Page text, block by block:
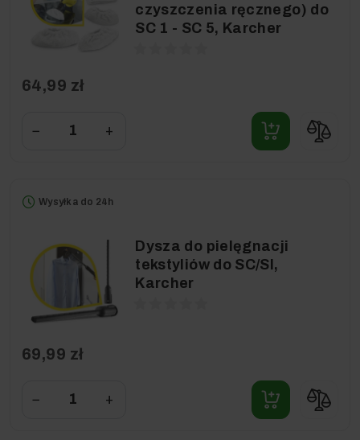
czyszczenia ręcznego) do
SC 1 - SC 5, Karcher
64,99 zł
− +
Wysyłka do 24h
Dysza do pielęgnacji
tekstyliów do SC/SI,
Karcher
69,99 zł
− +